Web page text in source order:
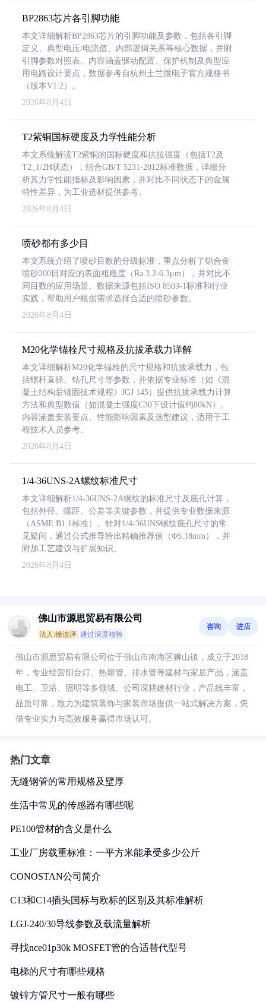
BP2863芯片各引脚功能
本文详细解析BP2863芯片的引脚功能及参数，包括各引脚
定义、典型电压/电流值、内部逻辑关系等核心数据，并附
引脚参数对照表。内容涵盖驱动配置、保护机制及典型应
用电路设计要点，数据参考自杭州士兰微电子官方规格书
（版本V1.2）。
2026年8月4日
T2紫铜国标硬度及力学性能分析
本文系统解读T2紫铜的国标硬度和抗拉强度（包括T2及
T2_1/2H状态），结合GB/T 5231-2012标准数据，详细分
析其力学性能指标及影响因素，并对比不同状态下的金属
特性差异，为工业选材提供参考。
2026年8月4日
喷砂都有多少目
本文系统介绍了喷砂目数的分级标准，重点分析了铝合金
喷砂200目对应的表面粗糙度（Ra 3.2-6.3μm），并对比不
同目数的应用场景。数据来源包括ISO 8503-1标准和行业
实践，帮助用户根据需求选择合适的喷砂参数。
2026年8月4日
M20化学锚栓尺寸规格及抗拔承载力详解
本文详细解析M20化学锚栓的尺寸规格和抗拔承载力，包
括螺杆直径、钻孔尺寸等参数，并依据专业标准（如《混
凝土结构后锚固技术规程》JGJ 145）提供抗拔承载力计算
方法和典型数值（如混凝土强度C30下设计值约80kN）。
内容涵盖安装要点、性能影响因素及选型建议，适用于工
程技术人员参考。
2026年8月4日
1/4-36UNS-2A螺纹标准尺寸
本文详细解析1/4-36UNS-2A螺纹的标准尺寸及底孔计算，
包括外径、螺距、公差等关键参数，并提供专业数据来源
（ASME B1.1标准）。针对1/4-36UNS螺纹底孔尺寸的常
见疑问，通过公式推导给出精确推荐值（Φ5.18mm），并
附加工艺建议与扩展知识。
2026年8月4日
佛山市源思贸易有限公司
法人:徐连泽 通过深度核验
咨询 进店
佛山市源思贸易有限公司位于佛山市南海区狮山镇，成立于2018
年，专业经营阳台灯、热熔管、排水管等建材与家居产品，涵盖
电工、卫浴、照明等多领域。公司深耕建材行业，产品线丰富，
品质可靠，致力为建筑装饰与家装市场提供一站式解决方案，凭
借专业实力与高效服务赢得市场认可。
热门文章
无缝钢管的常用规格及壁厚
生活中常见的传感器有哪些呢
PE100管材的含义是什么
工业厂房载重标准：一平方米能承受多少公斤
CONOSTAN公司简介
C13和C14插头国标与欧标的区别及其标准解析
LGJ-240/30导线参数及载流量解析
寻找nce01p30k MOSFET管的合适替代型号
电梯的尺寸有哪些规格
镀锌方管尺寸一般有哪些